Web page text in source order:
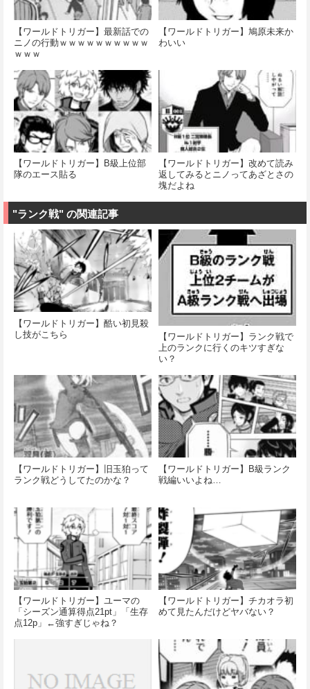
【ワールドトリガー】最新話での
ニノの行動ｗｗｗｗｗｗｗｗｗｗ
ｗｗｗ
【ワールドトリガー】鳩原未来か
わいい
【ワールドトリガー】B級上位部
隊のエース貼る
【ワールドトリガー】改めて読み
返してみるとニノってあざとさの
塊だよね
"ランク戦" の関連記事
【ワールドトリガー】酷い初見殺
し技がこちら
【ワールドトリガー】ランク戦で
上のランクに行くのキツすぎな
い？
【ワールドトリガー】旧玉狛って
ランク戦どうしてたのかな？
【ワールドトリガー】B級ランク
戦編いいよね…
【ワールドトリガー】ユーマの
「シーズン通算得点21pt」「生存
点12p」←強すぎじゃね？
【ワールドトリガー】チカオラ初
めて見たんだけどヤバない？